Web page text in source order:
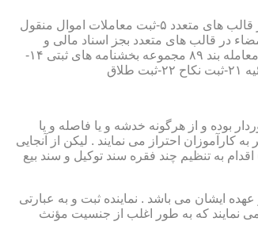
۱-ثبت اسناد مطابق مقررات قانونی ۲-ارائه مواد مصدق از اسناد ثبت شده ۳-تصدیق صحت امضاء،قبول و حفظ اسناد امانتی ۴-ثبت معاملات شرطی و رهنی در قالب های متعدد ۵-ثبت معاملات اموال منقول
وصیت در قالبهای عهدی و تکمیلی ۸-ثبت اقرارنامه در قالب های متعدد ۹-ثبت وکالت در قالب های متعدد ۱۰-گواهی امضاء در قالب های متعدد بجز اسناد مالی و
معاملاتی ۱۱-تصدیق کپی اسناد و اوراق مراجعین ۱۲-دریافت قبوض سپرده مستاجرین در قالب بند ۵۲ مجموعه بخشنامه های ثبتی ۱۳-صدور گواهی عدم انجام معامله بند ۸۹ مجموعه بخشنامه های ثبتی ۱۴-
بوده و از هرگونه خدشه و یا فاصله و یا
احتراز می نمایند . لیکن از آنجایی
به تنظیم چند فقره سند توکیل و سند بیع
عهده ایشان می باشد . نماینده ثبت و به عبارتی
می نمایند که به طور اغلب از جنسیت مؤنث